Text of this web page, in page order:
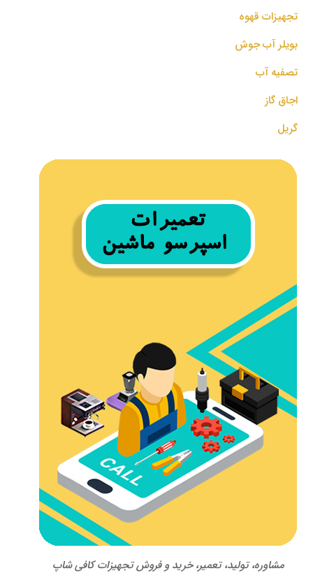
تجهیزات قهوه
بویلر آب جوش
تصفیه آب
اجاق گاز
گریل
مشاوره، تولید، تعمیر، خرید و فروش تجهیزات کافی شاپ